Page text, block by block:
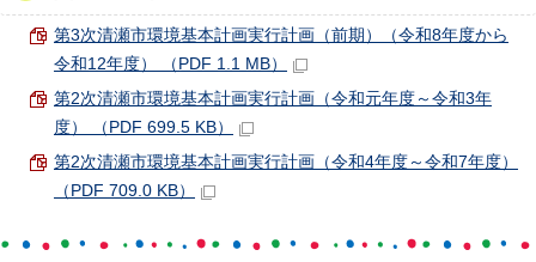
第3次清瀬市環境基本計画実行計画（前期）（令和8年度から
令和12年度） （PDF 1.1 MB）
第2次清瀬市環境基本計画実行計画（令和元年度～令和3年
度） （PDF 699.5 KB）
第2次清瀬市環境基本計画実行計画（令和4年度～令和7年度）
（PDF 709.0 KB）